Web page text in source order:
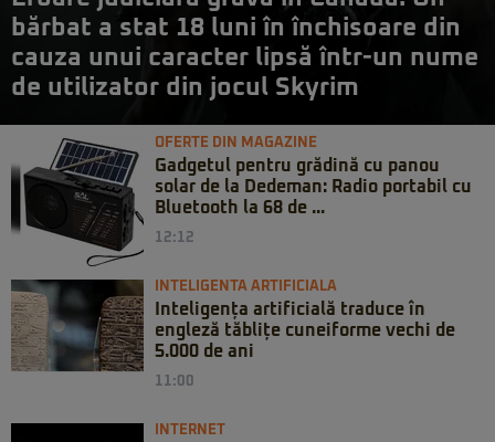
bărbat a stat 18 luni în închisoare din
cauza unui caracter lipsă într-un nume
de utilizator din jocul Skyrim
OFERTE DIN MAGAZINE
Gadgetul pentru grădină cu panou
solar de la Dedeman: Radio portabil cu
Bluetooth la 68 de ...
12:12
INTELIGENTA ARTIFICIALA
Inteligența artificială traduce în
engleză tăblițe cuneiforme vechi de
5.000 de ani
11:00
INTERNET